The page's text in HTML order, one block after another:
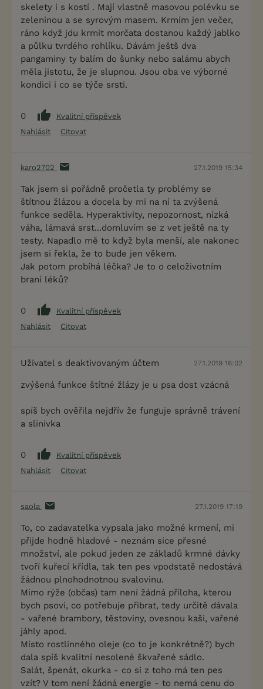
skelety i s kostí . Mají vlastně masovou polévku se
zeleninou a se syrovým masem. Krmím jen večer,
ráno když jdu krmit morčata dostanou každý jablko
a půlku tvrdého rohlíku. Dávám ještš dva
pangaminy ty balím do šunky nebo salámu abych
měla jistotu, že je slupnou. Jsou oba ve výborné
kondici i co se týče srsti.
0
Kvalitní příspěvek
Nahlásit
Citovat
karo2702 27.1.2019 15:34
Tak jsem si pořádně pročetla ty problémy se
štítnou žlázou a docela by mi na ní ta zvýšená
funkce seděla. Hyperaktivity, nepozornost, nízká
váha, lámavá srst...domluvím se z vet ještě na ty
testy. Napadlo mě to když byla menší, ale nakonec
jsem si řekla, že to bude jen věkem.
Jak potom probíhá léčka? Je to o celoživotním
braní léků?
0
Kvalitní příspěvek
Nahlásit
Citovat
Uživatel s deaktivovaným účtem 27.1.2019 16:02
zvýšená funkce štítné žlázy je u psa dost vzácná
spíš bych ověřila nejdřív že funguje správně trávení
a slinivka
0
Kvalitní příspěvek
Nahlásit
Citovat
saola 27.1.2019 17:19
To, co zadavatelka vypsala jako možné krmení, mi
přijde hodně hladové - neznám sice přesné
množství, ale pokud jeden ze základů krmné dávky
tvoří kuřecí křídla, tak ten pes vpodstatě nedostává
žádnou plnohodnotnou svalovinu.
Mimo rýže (občas) tam není žádná příloha, kterou
bych psovi, co potřebuje přibrat, tedy určitě dávala
- vařené brambory, těstoviny, ovesnou kaši, vařené
jáhly apod.
Místo rostlinného oleje (co to je konkrétně?) bych
dala spíš kvalitní nesolené škvařené sádlo.
Salát, špenát, okurka - co si z toho má ten pes
vzít? V tom není žádná energie - to nemá cenu do